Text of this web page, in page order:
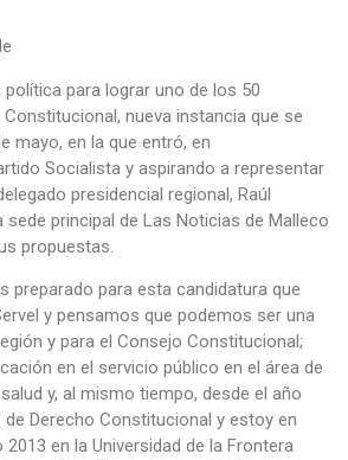
para lograr uno de los 50
nueva instancia que se
mayo, en la que entró, en
Socialista y aspirando a representar
presidencial regional, Raúl
sede principal de Las Noticias de Malleco
propuestas.
preparado para esta candidatura que
y pensamos que podemos ser una
y para el Consejo Constitucional;
en el servicio público en el área de
y, al mismo tiempo, desde el año
Derecho Constitucional y estoy en
en la Universidad de la Frontera